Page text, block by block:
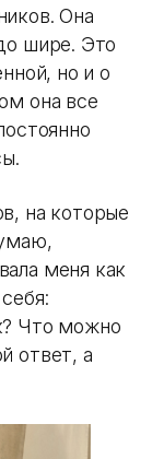
Она
шире. Это
но и о
она все
на которые
меня как
Что можно
ответ, а